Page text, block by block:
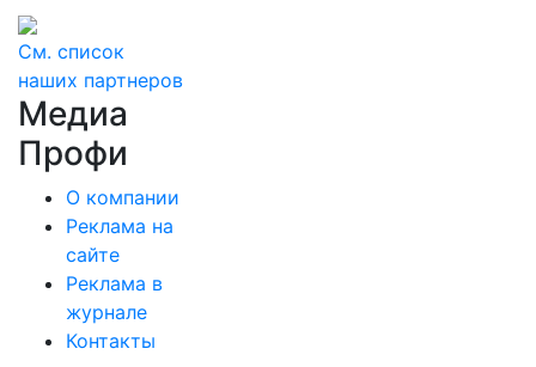
См. список
наших партнеров
Медиа
Профи
О компании
Реклама на
сайте
Реклама в
журнале
Контакты